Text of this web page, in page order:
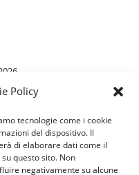
Policy
tecnologie come i cookie
del dispositivo. Il
di elaborare dati come il
questo sito. Non
negativamente su alcune
commento da mostrare.